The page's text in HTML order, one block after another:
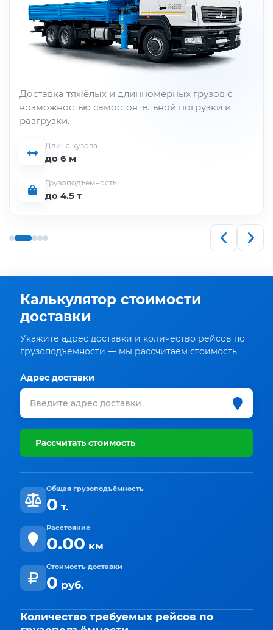
Доставка тяжёлых и длинномерных грузов с
возможностью самостоятельной погрузки и
разгрузки.
Длина кузова
до 6 м
Грузоподъёмность
до 4.5 т
Калькулятор стоимости
доставки
Укажите адрес доставки и количество рейсов по
грузоподъёмности — мы рассчитаем стоимость.
Адрес доставки
Рассчитать стоимость
Общая грузоподъёмность
0 т.
Расстояние
0.00 км
Стоимость доставки
0 руб.
Количество требуемых рейсов по